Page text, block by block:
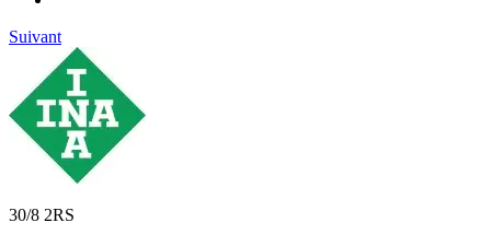
Suivant
30/8 2RS